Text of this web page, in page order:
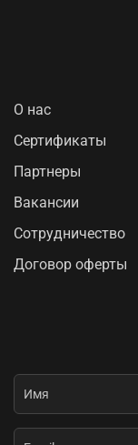
О нас
Сертификаты
Партнеры
Вакансии
Сотрудничество
Договор оферты